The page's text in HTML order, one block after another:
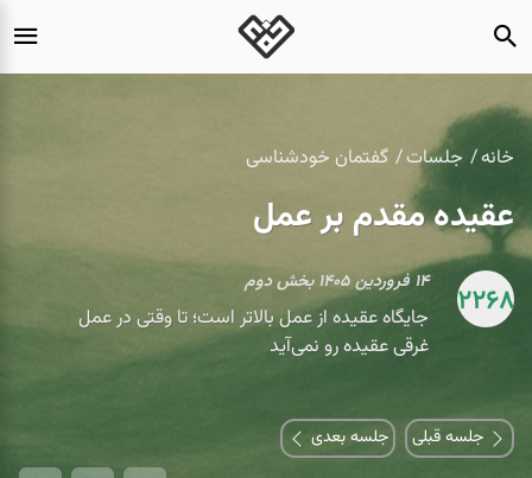
خانه جلسات گفتمان خودشناسی
عقیده مقدم بر عمل
2268
۱۴ فروردین ۱۴۰۵ بخش دوم
جایگاه عقیده از عمل بالاتر است؛ تا وقتی در عمل
غرقی عقیده رو نمی‌آید
جلسه قبلی جلسه بعدی